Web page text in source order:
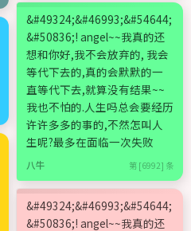
&#49324;&#46993;&#54644;
&#50836;! angel~~我真的还
想和你好,我不会放弃的, 我会
等代下去的,真的会默默的一
直等代下去,就算没有结果~~
我也不怕的.人生吗总会要经历
许许多多的事的,不然怎叫人
生呢?最多在面临一次失败
八牛 第 [6992] 条
&#49324;&#46993;&#54644;
&#50836;! angel~~我真的还